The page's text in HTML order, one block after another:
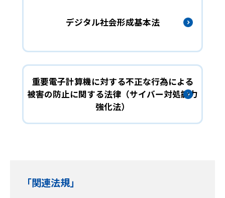
デジタル社会形成基本法
重要電子計算機に対する不正な行為による
被害の防止に関する法律（サイバー対処能力
強化法）
「関連法規」